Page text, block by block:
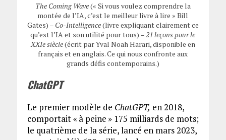
The Coming Wave(« Si vous voulez comprendre la
montée de l’IA, c’est le meilleur livre à lire » Bill
Gates) – Co-Intelligence(livre expliquant clairement ce
qu’est l’IA et son utilité pour tous) –21 leçons pour le
XXIe siècle(écrit par Yval Noah Harari, disponible en
français et en anglais. Ce qui nous confronte aux
grands défis contemporains.)
ChatGPT
Le premier modèle de ChatGPT, en 2018,
comportait « à peine » 175 milliards de mots;
le quatrième de la série, lancé en mars 2023,